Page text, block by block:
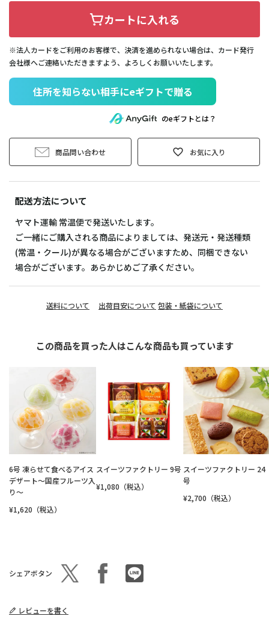
カートに入れる
※法人カードをご利用のお客様で、決済を進められない場合は、カード発行
会社様へご連絡いただきますよう、よろしくお願いいたします。
住所を知らない相手にeギフトで贈る
のeギフトとは？
商品問い合わせ お気に入り
配送方法について
ヤマト運輸 常温便で発送いたします。
ご一緒にご購入される商品によりましては、発送元・発送種類
(常温・クール)が異なる場合がございますため、同梱できない
場合がございます。あらかじめご了承ください。
送料について 出荷目安について 包装・紙袋について
この商品を買った人はこんな商品も買っています
6号 凍らせて食べるアイス
デザート～国産フルーツ入
り～
¥1,620（税込）
スイーツファクトリー 9号
¥1,080（税込）
スイーツファクトリー 24
号
¥2,700（税込）
シェアボタン
レビューを書く